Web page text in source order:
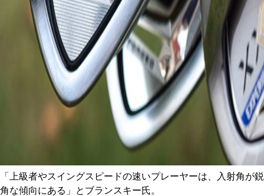
「上級者やスイングスピードの速いプレーヤーは、入射角が鋭
角な傾向にある」とブランスキー氏。